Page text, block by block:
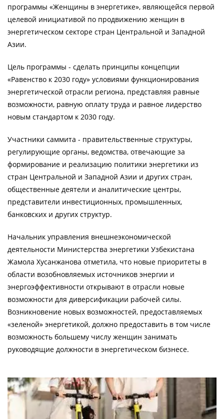
программы «Женщины в энергетике», являющейся первой
целевой инициативой по продвижению женщин в
энергетическом секторе стран Центральной и Западной
Азии.
Цель программы - сделать принципы концепции
«Равенство к 2030 году» условиями функционирования
энергетической отрасли региона, представляя равные
возможности, равную оплату труда и равное лидерство
новым стандартом к 2030 году.
Участники саммита - правительственные структуры,
регулирующие органы, ведомства, отвечающие за
формирование и реализацию политики энергетики из
стран Центральной и Западной Азии и других стран,
общественные деятели и аналитические центры,
представители инвестиционных, промышленных,
банковских и других структур.
Начальник управления внешнеэкономической
деятельности Министерства энергетики Узбекистана
Жамола Хусанжанова отметила, что новые приоритеты в
области возобновляемых источников энергии и
энергоэффективности открывают в отрасли новые
возможности для диверсификации рабочей силы.
Возникновение новых возможностей, предоставляемых
«зеленой» энергетикой, должно предоставить в том числе
возможность большему числу женщин занимать
руководящие должности в энергетическом бизнесе.